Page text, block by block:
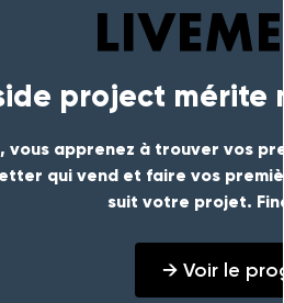
project mérite
vous apprenez à trouver vos
qui vend et faire vos
suit votre projet.
→ Voir le